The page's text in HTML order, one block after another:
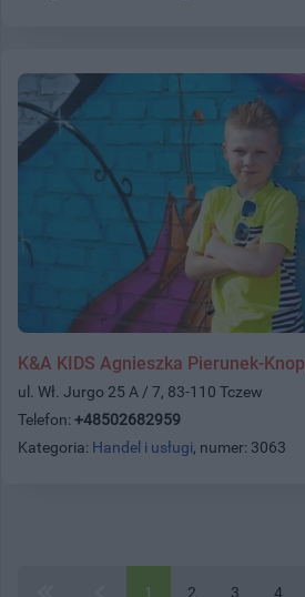
K&A KIDS Agnieszka Pierunek-
ul. Wł. Jurgo 25 A / 7, 83-110 Tczew
Telefon: +48502682959
Kategoria: Handel i usługi, numer: 3063
1 2 3 4